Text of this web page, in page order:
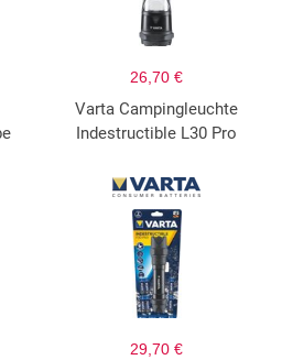
26,70 €
Varta Campingleuchte
Indestructible L30 Pro
29,70 €